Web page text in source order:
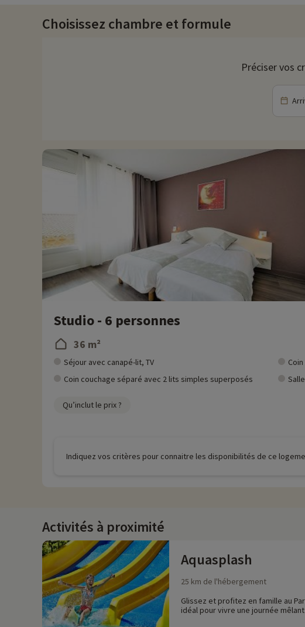
profiterez de divers jeux, spectacles, soirées dansantes ou encore
Même si vous disposez d'une cuisine équipée dans votre logement,
thème sont également organisées, attention pensez à réserver ! Envie
Gilette est niché dans l'arrière-pays niçois, entouré de collines et de
reflètent le mode de vie et les traditions de la région. Pour vos baignades
visiter Nice et sa promenade des Anglais situé à 45 min !
Chez Familytrip nous découvrons chaque année de nouvelles activités
remise directement en ligne après avoir choisi votre logement et vous
Plus d'informations
• Animaux de compagnie non admis
• Label Clef Verte
Choisissez chambre et formule
Préciser vos
Studio - 6 personnes
36 m²
Séjour avec canapé-lit, TV
Coin couchage séparé avec 2 lits simples superposés
Qu’inclut le prix ?
Indiquez vos critères pour connaitre les disponibilités de ce
Activités à proximité
Aquasplash
25 km de l'hébergement
Glissez et profitez en famille au
idéal pour vivre une journée